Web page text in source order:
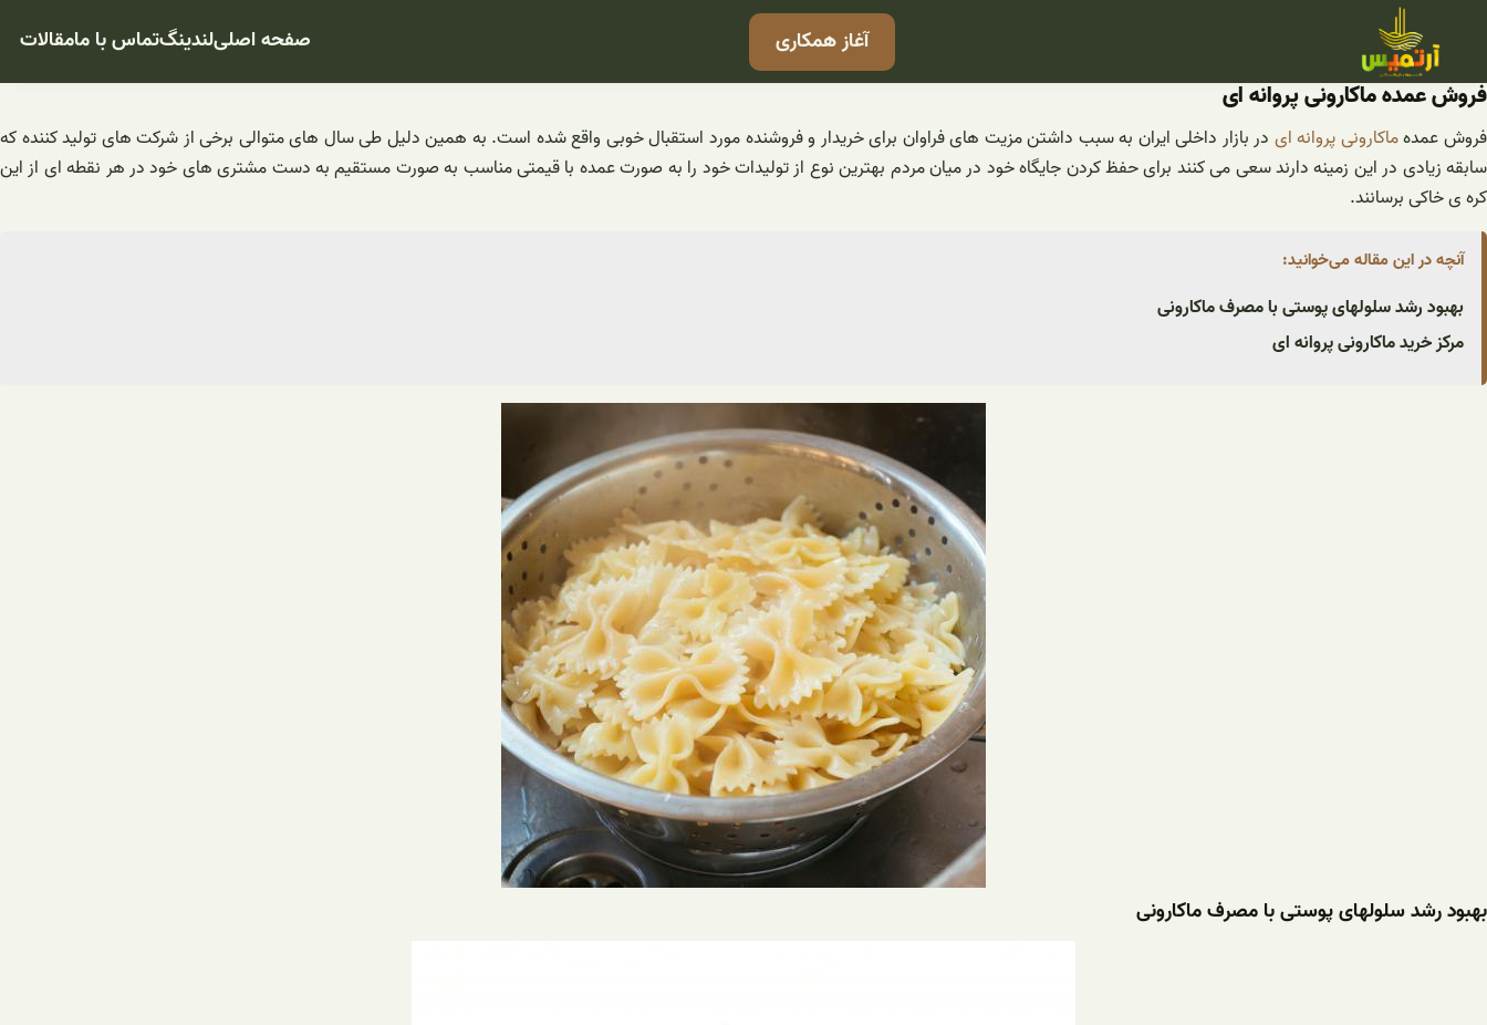
آغاز همکاری صفحه اصلیلندینگتماس با مامقالات
فروش عمده ماکارونی پروانه ای
فروش عمدهماکارونی پروانه ای در بازار داخلی ایران به سبب داشتن مزیت های فراوان برای خریدار و فروشنده مورد استقبال خوبی واقع شده است. به همین دلیل طی سال های متوالی برخی از شرکت های تولید کننده که
سابقه زیادی در این زمینه دارند سعی می کنند برای حفظ کردن جایگاه خود در میان مردم بهترین نوع از تولیدات خود را به صورت عمده با قیمتی مناسب به صورت مستقیم به دست مشتری های خود در هر نقطه ای از این
کره ی خاکی برسانند.
آنچه در این مقاله می‌خوانید:
بهبود رشد سلولهای پوستی با مصرف ماکارونی
مرکز خرید ماکارونی پروانه ای
بهبود رشد سلولهای پوستی با مصرف ماکارونی